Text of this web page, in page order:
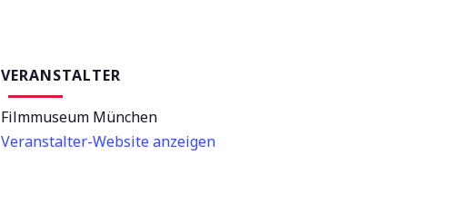
VERANSTALTER
Filmmuseum München
Veranstalter-Website anzeigen